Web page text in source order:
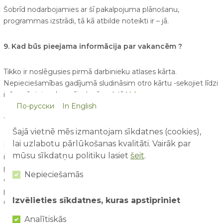
Šobrīd nodarbojamies ar šī pakalpojuma plānošanu,
programmas izstrādi, tā kā atbilde noteikti ir – jā.
9. Kad būs pieejama informācija par vakancēm ?
Tikko ir noslēgusies pirmā darbinieku atlases kārta.
Nepieciešamības gadījumā sludināsim otro kārtu -sekojiet līdzi
informācijai parka mājaslapā sadaļā Vakances
10. Cik lielas investīcijas tiek veiktas parka izveidē ?
Publiski minētās investīcijas, kas rotā daudzus ziņu virsrakstus
ir 3,5 miljoni eiro. Tās ir kopējās parka izveides izmaksas, ko
plānots ieguldīt 5 gadu laikā, vai citā termiņā, atkarīgi no
darbības rezultātiem un piesaistītajām finansēm. Pirmā gada
plānotās investīcijas ir krietni mazākas – aptuveni EUR 800
000.
По-русски In English
Šajā vietnē mēs izmantojam sīkdatnes (cookies),
lai uzlabotu pārlūkošanas kvalitāti. Vairāk par
mūsu sīkdatņu politiku lasiet šeit.
Nepieciešamās
Izvēlieties sīkdatnes, kuras apstipriniet
Analītiskās